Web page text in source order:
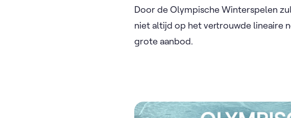
Door de Olympische Winterspelen
niet altijd op het vertrouwde lineaire
grote aanbod.